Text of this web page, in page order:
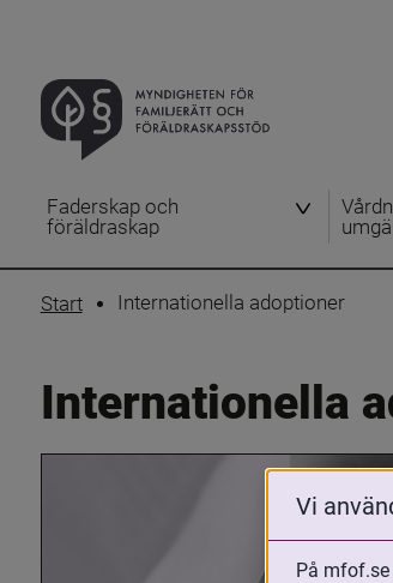
Faderskap och
föräldraskap
Start Internationella adoptioner
Internationella
Vi
På